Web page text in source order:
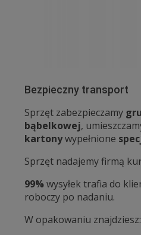
Bezpieczny transport
Sprzęt zabezpieczamy
bąbelkowej,
kartonywypełnione
Sprzęt nadajemy firmą
99%wysyłek trafia do
roboczy po nadaniu.
W opakowaniu znajdziesz: